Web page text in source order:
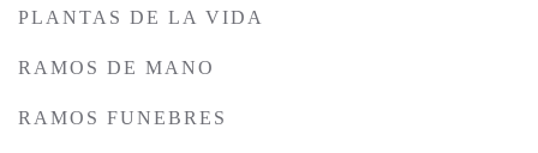
PLANTAS DE LA VIDA
RAMOS DE MANO
RAMOS FUNEBRES